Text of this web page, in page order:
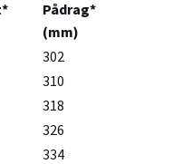
*
Pådrag*
(mm)
302
310
318
326
334